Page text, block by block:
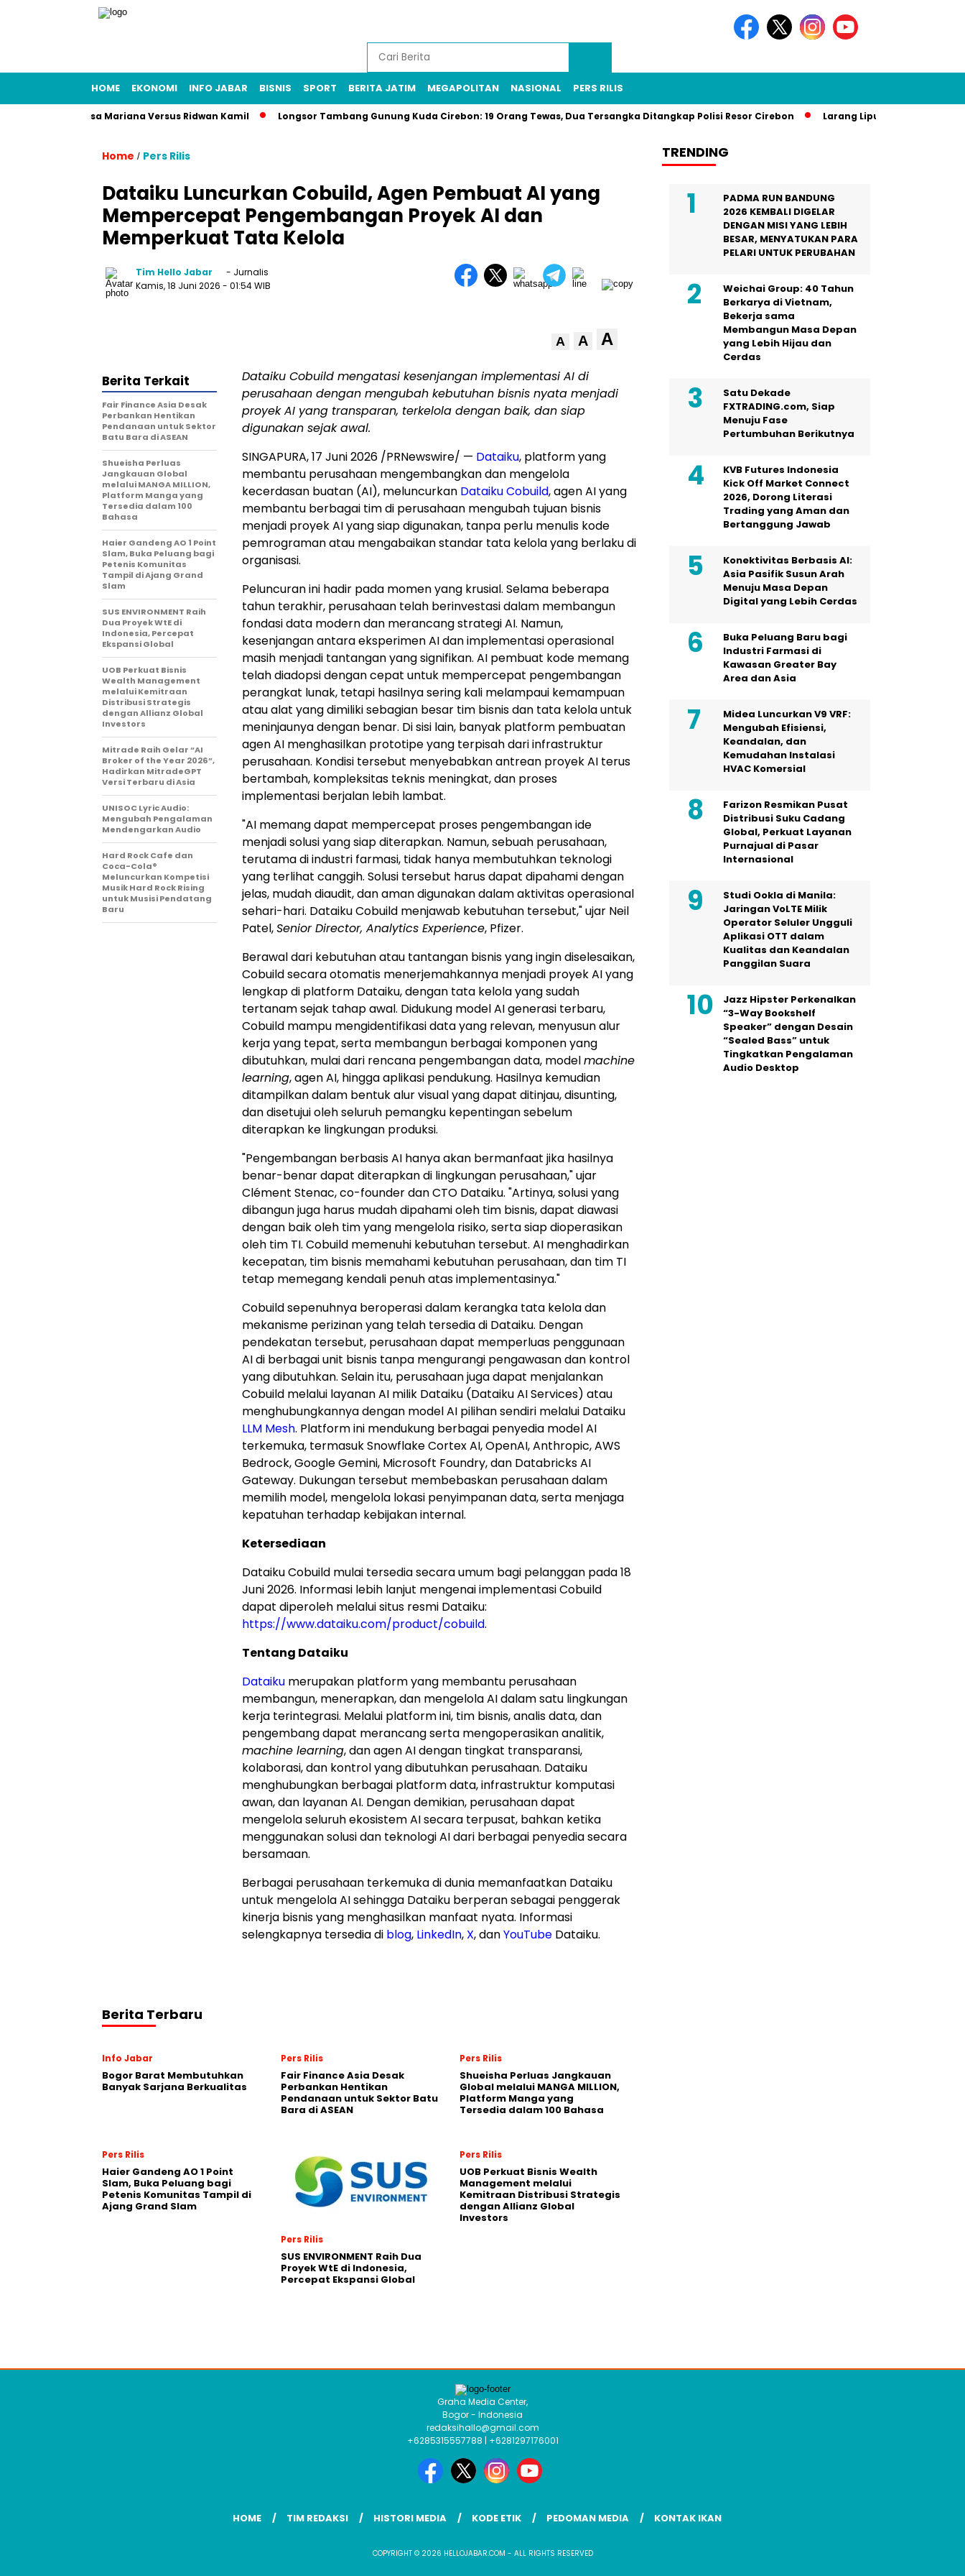
HOME EKONOMI INFO JABAR BISNIS SPORT BERITA JATIM MEGAPOLITAN NASIONAL PERS RILIS
Fitnah Lisa Mariana Versus Ridwan Kamil Longsor Tambang Gunung Kuda Cirebon: 19 Orang Tewas, Dua Tersangka Ditangkap Polisi Resor Cirebon Larang Liputan Media Lokal di
Home / Pers Rilis
Dataiku Luncurkan Cobuild, Agen Pembuat AI yang
Mempercepat Pengembangan Proyek AI dan
Memperkuat Tata Kelola
Tim Hello Jabar
- Jurnalis
Kamis, 18 Juni 2026 - 01:54 WIB
A A A
Dataiku Cobuild mengatasi kesenjangan implementasi AI di
perusahaan dengan mengubah kebutuhan bisnis nyata menjadi
proyek AI yang transparan, terkelola dengan baik, dan siap
digunakan sejak awal.
SINGAPURA, 17 Juni 2026 /PRNewswire/ — Dataiku, platform yang
membantu perusahaan mengembangkan dan mengelola
kecerdasan buatan (AI), meluncurkan Dataiku Cobuild, agen AI yang
membantu berbagai tim di perusahaan mengubah tujuan bisnis
menjadi proyek AI yang siap digunakan, tanpa perlu menulis kode
pemrograman atau mengabaikan standar tata kelola yang berlaku di
organisasi.
Peluncuran ini hadir pada momen yang krusial. Selama beberapa
tahun terakhir, perusahaan telah berinvestasi dalam membangun
fondasi data modern dan merancang strategi AI. Namun,
kesenjangan antara eksperimen AI dan implementasi operasional
masih menjadi tantangan yang signifikan. AI pembuat kode memang
telah diadopsi dengan cepat untuk mempercepat pengembangan
perangkat lunak, tetapi hasilnya sering kali melampaui kemampuan
atau alat yang dimiliki sebagian besar tim bisnis dan tata kelola untuk
meninjaunya dengan benar. Di sisi lain, banyak platform pembuatan
agen AI menghasilkan prototipe yang terpisah dari infrastruktur
perusahaan. Kondisi tersebut menyebabkan antrean proyek AI terus
bertambah, kompleksitas teknis meningkat, dan proses
implementasi berjalan lebih lambat.
"AI memang dapat mempercepat proses pengembangan ide
menjadi solusi yang siap diterapkan. Namun, sebuah perusahaan,
terutama di industri farmasi, tidak hanya membutuhkan teknologi
yang terlihat canggih. Solusi tersebut harus dapat dipahami dengan
jelas, mudah diaudit, dan aman digunakan dalam aktivitas operasional
sehari-hari. Dataiku Cobuild menjawab kebutuhan tersebut," ujar Neil
Patel,Senior Director, Analytics Experience, Pfizer.
Berawal dari kebutuhan atau tantangan bisnis yang ingin diselesaikan,
Cobuild secara otomatis menerjemahkannya menjadi proyek AI yang
lengkap di platform Dataiku, dengan tata kelola yang sudah
tertanam sejak tahap awal. Didukung model AI generasi terbaru,
Cobuild mampu mengidentifikasi data yang relevan, menyusun alur
kerja yang tepat, serta membangun berbagai komponen yang
dibutuhkan, mulai dari rencana pengembangan data, modelmachine
learning, agen AI, hingga aplikasi pendukung. Hasilnya kemudian
ditampilkan dalam bentuk alur visual yang dapat ditinjau, disunting,
dan disetujui oleh seluruh pemangku kepentingan sebelum
diterapkan ke lingkungan produksi.
"Pengembangan berbasis AI hanya akan bermanfaat jika hasilnya
benar-benar dapat diterapkan di lingkungan perusahaan," ujar
Clément Stenac, co-founder dan CTO Dataiku. "Artinya, solusi yang
dibangun juga harus mudah dipahami oleh tim bisnis, dapat diawasi
dengan baik oleh tim yang mengelola risiko, serta siap dioperasikan
oleh tim TI. Cobuild memenuhi kebutuhan tersebut. AI menghadirkan
kecepatan, tim bisnis memahami kebutuhan perusahaan, dan tim TI
tetap memegang kendali penuh atas implementasinya."
Cobuild sepenuhnya beroperasi dalam kerangka tata kelola dan
mekanisme perizinan yang telah tersedia di Dataiku. Dengan
pendekatan tersebut, perusahaan dapat memperluas penggunaan
AI di berbagai unit bisnis tanpa mengurangi pengawasan dan kontrol
yang dibutuhkan. Selain itu, perusahaan juga dapat menjalankan
Cobuild melalui layanan AI milik Dataiku (Dataiku AI Services) atau
menghubungkannya dengan model AI pilihan sendiri melalui Dataiku
LLM Mesh. Platform ini mendukung berbagai penyedia model AI
terkemuka, termasuk Snowflake Cortex AI, OpenAI, Anthropic, AWS
Bedrock, Google Gemini, Microsoft Foundry, dan Databricks AI
Gateway. Dukungan tersebut membebaskan perusahaan dalam
memilih model, mengelola lokasi penyimpanan data, serta menjaga
kepatuhan terhadap kebijakan internal.
Ketersediaan
Dataiku Cobuild mulai tersedia secara umum bagi pelanggan pada 18
Juni 2026. Informasi lebih lanjut mengenai implementasi Cobuild
dapat diperoleh melalui situs resmi Dataiku:
https://www.dataiku.com/product/cobuild.
Tentang Dataiku
Dataiku merupakan platform yang membantu perusahaan
membangun, menerapkan, dan mengelola AI dalam satu lingkungan
kerja terintegrasi. Melalui platform ini, tim bisnis, analis data, dan
pengembang dapat merancang serta mengoperasikan analitik,
machine learning, dan agen AI dengan tingkat transparansi,
kolaborasi, dan kontrol yang dibutuhkan perusahaan. Dataiku
menghubungkan berbagai platform data, infrastruktur komputasi
awan, dan layanan AI. Dengan demikian, perusahaan dapat
mengelola seluruh ekosistem AI secara terpusat, bahkan ketika
menggunakan solusi dan teknologi AI dari berbagai penyedia secara
bersamaan.
Berbagai perusahaan terkemuka di dunia memanfaatkan Dataiku
untuk mengelola AI sehingga Dataiku berperan sebagai penggerak
kinerja bisnis yang menghasilkan manfaat nyata. Informasi
selengkapnya tersedia di blog, LinkedIn, X, danYouTube Dataiku.
Berita Terkait
Fair Finance Asia Desak
Perbankan Hentikan
Pendanaan untuk Sektor
Batu Bara di ASEAN
Shueisha Perluas
Jangkauan Global
melalui MANGA MILLION,
Platform Manga yang
Tersedia dalam 100
Bahasa
Haier Gandeng AO 1 Point
Slam, Buka Peluang bagi
Petenis Komunitas
Tampil di Ajang Grand
Slam
SUS ENVIRONMENT Raih
Dua Proyek WtE di
Indonesia, Percepat
Ekspansi Global
UOB Perkuat Bisnis
Wealth Management
melalui Kemitraan
Distribusi Strategis
dengan Allianz Global
Investors
Mitrade Raih Gelar “AI
Broker of the Year 2026”,
Hadirkan MitradeGPT
Versi Terbaru di Asia
UNISOC Lyric Audio:
Mengubah Pengalaman
Mendengarkan Audio
Hard Rock Cafe dan
Coca-Cola®
Meluncurkan Kompetisi
Musik Hard Rock Rising
untuk Musisi Pendatang
Baru
Berita Terbaru
Info Jabar
Bogor Barat Membutuhkan
Banyak Sarjana Berkualitas
Pers Rilis
Fair Finance Asia Desak
Perbankan Hentikan
Pendanaan untuk Sektor Batu
Bara di ASEAN
Pers Rilis
Shueisha Perluas Jangkauan
Global melalui MANGA MILLION,
Platform Manga yang
Tersedia dalam 100 Bahasa
Pers Rilis
Haier Gandeng AO 1 Point
Slam, Buka Peluang bagi
Petenis Komunitas Tampil di
Ajang Grand Slam
Pers Rilis
SUS ENVIRONMENT Raih Dua
Proyek WtE di Indonesia,
Percepat Ekspansi Global
Pers Rilis
UOB Perkuat Bisnis Wealth
Management melalui
Kemitraan Distribusi Strategis
dengan Allianz Global
Investors
TRENDING
PADMA RUN BANDUNG
2026 KEMBALI DIGELAR
DENGAN MISI YANG LEBIH
BESAR, MENYATUKAN PARA
PELARI UNTUK PERUBAHAN
Weichai Group: 40 Tahun
Berkarya di Vietnam,
Bekerja sama
Membangun Masa Depan
yang Lebih Hijau dan
Cerdas
Satu Dekade
FXTRADING.com, Siap
Menuju Fase
Pertumbuhan Berikutnya
KVB Futures Indonesia
Kick Off Market Connect
2026, Dorong Literasi
Trading yang Aman dan
Bertanggung Jawab
Konektivitas Berbasis AI:
Asia Pasifik Susun Arah
Menuju Masa Depan
Digital yang Lebih Cerdas
Buka Peluang Baru bagi
Industri Farmasi di
Kawasan Greater Bay
Area dan Asia
Midea Luncurkan V9 VRF:
Mengubah Efisiensi,
Keandalan, dan
Kemudahan Instalasi
HVAC Komersial
Farizon Resmikan Pusat
Distribusi Suku Cadang
Global, Perkuat Layanan
Purnajual di Pasar
Internasional
Studi Ookla di Manila:
Jaringan VoLTE Milik
Operator Seluler Ungguli
Aplikasi OTT dalam
Kualitas dan Keandalan
Panggilan Suara
Jazz Hipster Perkenalkan
“3-Way Bookshelf
Speaker” dengan Desain
“Sealed Bass” untuk
Tingkatkan Pengalaman
Audio Desktop
Graha Media Center,
Bogor - Indonesia
redaksihallo@gmail.com
+6285315557788 | +6281297176001
HOME TIM REDAKSI HISTORI MEDIA KODE ETIK PEDOMAN MEDIA KONTAK IKAN
COPYRIGHT © 2026 HELLOJABAR.COM - ALL RIGHTS RESERVED